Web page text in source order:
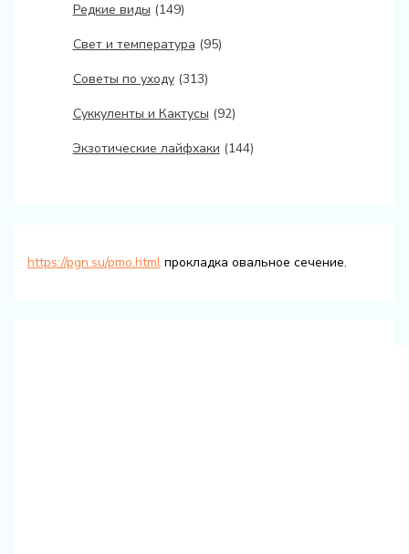
Редкие виды (149)
Свет и температура (95)
Советы по уходу(313)
Суккуленты и Кактусы (92)
Экзотические лайфхаки (144)
https://pgn.su/pmo.htmlпрокладка овальное сечение.